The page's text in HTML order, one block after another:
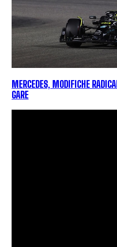
MERCEDES, MODIFICHE
GARE